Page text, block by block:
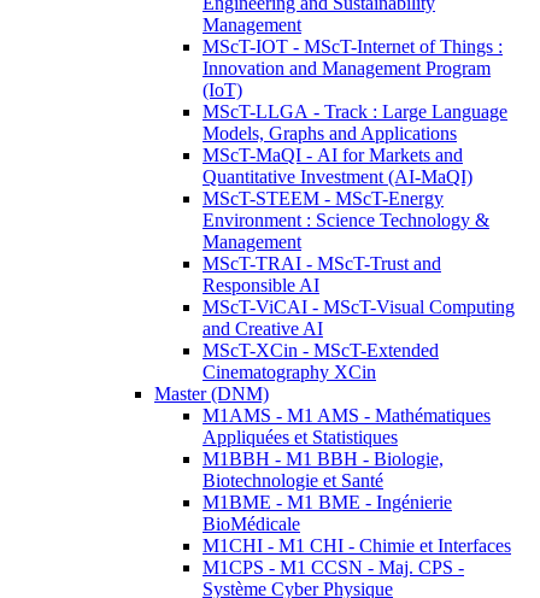
Management
MScT-IOT - MScT-Internet of Things :
Innovation and Management Program
(IoT)
MScT-LLGA - Track : Large Language
Models, Graphs and Applications
MScT-MaQI - AI for Markets and
Quantitative Investment (AI-MaQI)
MScT-STEEM - MScT-Energy
Environment : Science Technology &
Management
MScT-TRAI - MScT-Trust and
Responsible AI
MScT-ViCAI - MScT-Visual Computing
and Creative AI
MScT-XCin - MScT-Extended
Cinematography XCin
Master (DNM)
M1AMS - M1 AMS - Mathématiques
Appliquées et Statistiques
M1BBH - M1 BBH - Biologie,
Biotechnologie et Santé
M1BME - M1 BME - Ingénierie
BioMédicale
M1CHI - M1 CHI - Chimie et Interfaces
M1CPS - M1 CCSN - Maj. CPS -
Système Cyber Physique